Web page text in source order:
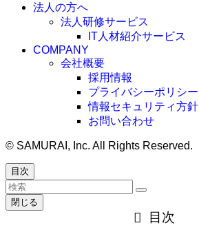
法人の方へ
法人研修サービス
IT人材紹介サービス
COMPANY
会社概要
採用情報
プライバシーポリシー
情報セキュリティ方針
お問い合わせ
© SAMURAI, Inc. All Rights Reserved.
目次
閉じる
目次